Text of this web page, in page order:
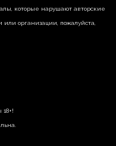
которые нарушают авторские
организации, пожалуйста,